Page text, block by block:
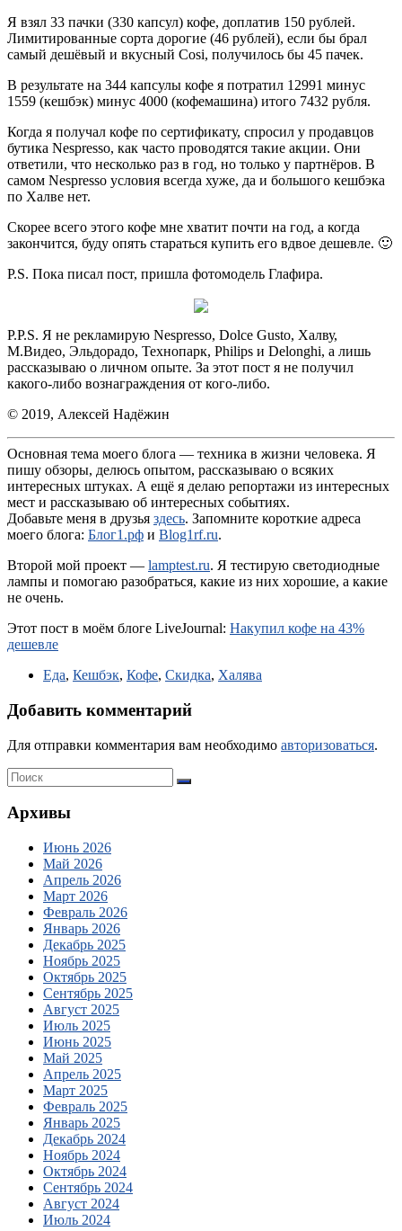
Я взял 33 пачки (330 капсул) кофе, доплатив 150 рублей.
Лимитированные сорта дорогие (46 рублей), если бы брал
самый дешёвый и вкусный Cosi, получилось бы 45 пачек.
В результате на 344 капсулы кофе я потратил 12991 минус
1559 (кешбэк) минус 4000 (кофемашина) итого 7432 рубля.
Когда я получал кофе по сертификату, спросил у продавцов
бутика Nespresso, как часто проводятся такие акции. Они
ответили, что несколько раз в год, но только у партнёров. В
самом Nespresso условия всегда хуже, да и большого кешбэка
по Халве нет.
Скорее всего этого кофе мне хватит почти на год, а когда
закончится, буду опять стараться купить его вдвое дешевле. 🙂
P.S. Пока писал пост, пришла фотомодель Глафира.
P.P.S. Я не рекламирую Nespresso, Dolce Gusto, Халву,
М.Видео, Эльдорадо, Технопарк, Philips и Delonghi, а лишь
рассказываю о личном опыте. За этот пост я не получил
какого-либо вознаграждения от кого-либо.
© 2019, Алексей Надёжин
Основная тема моего блога — техника в жизни человека. Я
пишу обзоры, делюсь опытом, рассказываю о всяких
интересных штуках. А ещё я делаю репортажи из интересных
мест и рассказываю об интересных событиях.
Добавьте меня в друзья здесь. Запомните короткие адреса
моего блога: Блог1.рф и Blog1rf.ru.
Второй мой проект — lamptest.ru. Я тестирую светодиодные
лампы и помогаю разобраться, какие из них хорошие, а какие
не очень.
Этот пост в моём блоге LiveJournal: Накупил кофе на 43%
дешевле
Еда, Кешбэк, Кофе, Скидка, Халява
Добавить комментарий
Для отправки комментария вам необходимо авторизоваться.
Архивы
Июнь 2026
Май 2026
Апрель 2026
Март 2026
Февраль 2026
Январь 2026
Декабрь 2025
Ноябрь 2025
Октябрь 2025
Сентябрь 2025
Август 2025
Июль 2025
Июнь 2025
Май 2025
Апрель 2025
Март 2025
Февраль 2025
Январь 2025
Декабрь 2024
Ноябрь 2024
Октябрь 2024
Сентябрь 2024
Август 2024
Июль 2024